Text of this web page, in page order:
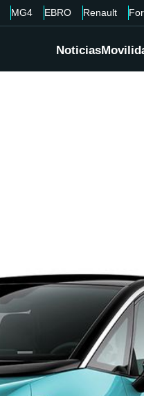
MG4 EBRO Renault
Noticias